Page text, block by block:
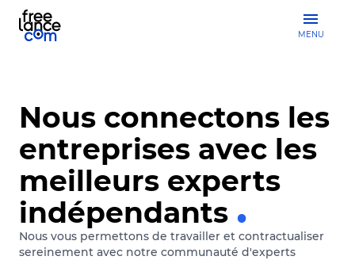
MENU
Nous connectons les
entreprises avec les
meilleurs experts
indépendants
Nous vous permettons de travailler et contractualiser
sereinement avec notre communauté d'experts